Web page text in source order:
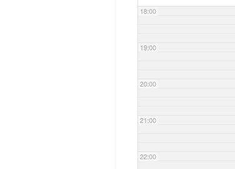
18:00
19:00
20:00
21:00
22:00